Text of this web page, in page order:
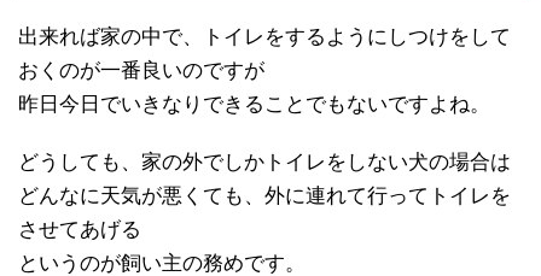
出来れば家の中で、トイレをするようにしつけをして
おくのが一番良いのですが
昨日今日でいきなりできることでもないですよね。
どうしても、家の外でしかトイレをしない犬の場合は
どんなに天気が悪くても、外に連れて行ってトイレを
させてあげる
というのが飼い主の務めです。